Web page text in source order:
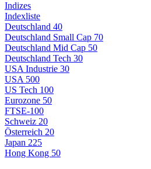
Indizes
Indexliste
Deutschland 40
Deutschland Small Cap 70
Deutschland Mid Cap 50
Deutschland Tech 30
USA Industrie 30
USA 500
US Tech 100
Eurozone 50
FTSE-100
Schweiz 20
Österreich 20
Japan 225
Hong Kong 50